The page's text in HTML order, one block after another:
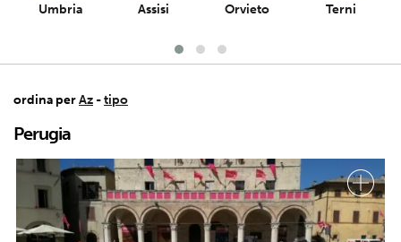
Umbria Assisi Orvieto Terni
ordina perAz -tipo
Perugia